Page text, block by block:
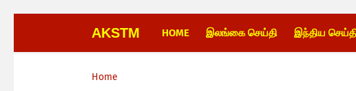
AKSTM HOME இலங்கை செய்தி இந்திய
Home